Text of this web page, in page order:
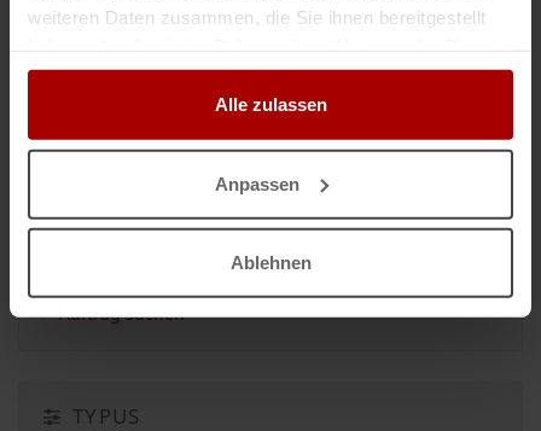
weiteren Daten zusammen, die Sie ihnen bereitgestellt
gesammelt haben.
Alle zulassen
Anpassen
Ablehnen
Jetzt kostenlos freie Kapazitäten melden
INSERIEREN
Auftrag suchen
TYPUS